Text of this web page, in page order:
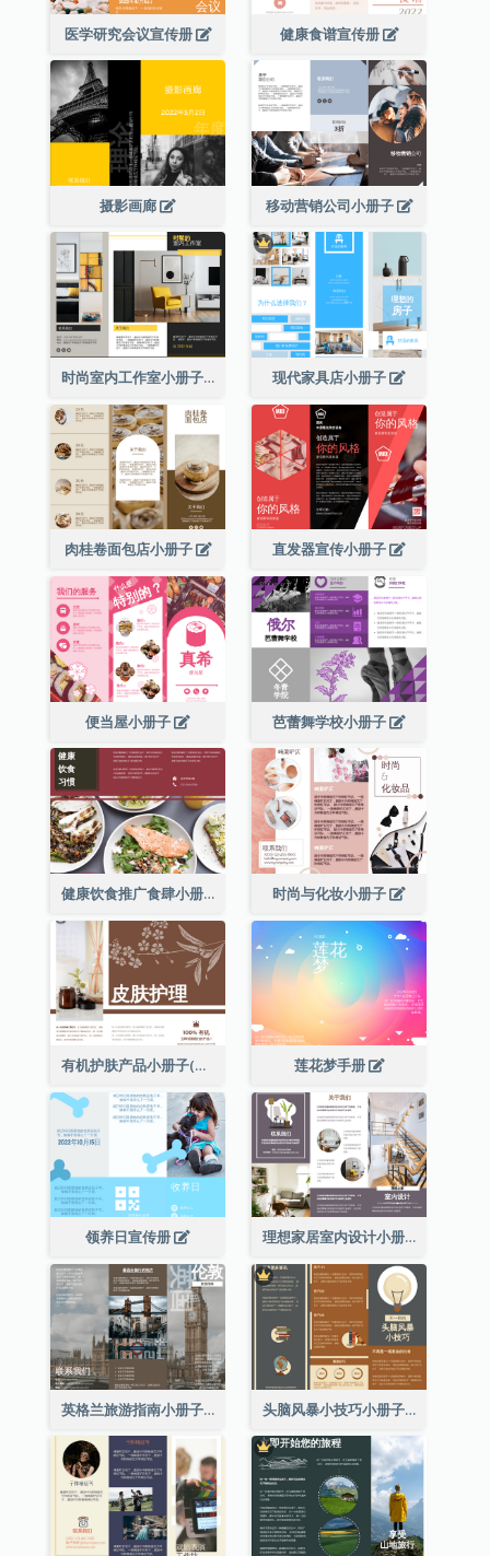
医学研究会议宣传册 健康食谱宣传册
摄影画廊 移动营销公司小册子
时尚室内工作室小册子 现代家具店小册子
肉桂卷面包店小册子 直发器宣传小册子
便当屋小册子 芭蕾舞学校小册子
健康饮食推广食肆小册子 时尚与化妆小册子
有机护肤产品小册子(附详细信息) 莲花梦手册
领养日宣传册 理想家居室内设计小册子
英格兰旅游指南小册子 头脑风暴小技巧小册子